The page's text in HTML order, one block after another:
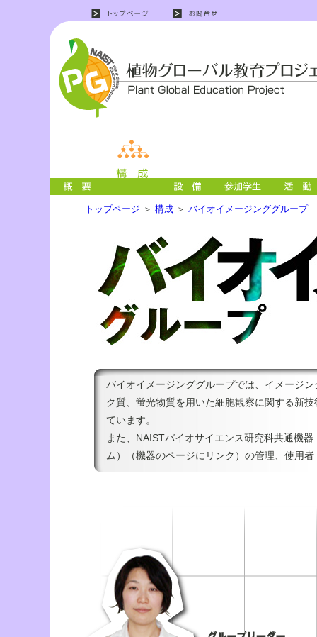
トップページ ＞ 構成 ＞ バイオイメージンググループ
バイオイメージンググループでは、イメージ
ク質、蛍光物質を用いた細胞観察に関する新
ています。
また、NAISTバイオサイエンス研究科共通機
ム）（機器のページにリンク）の管理、使用